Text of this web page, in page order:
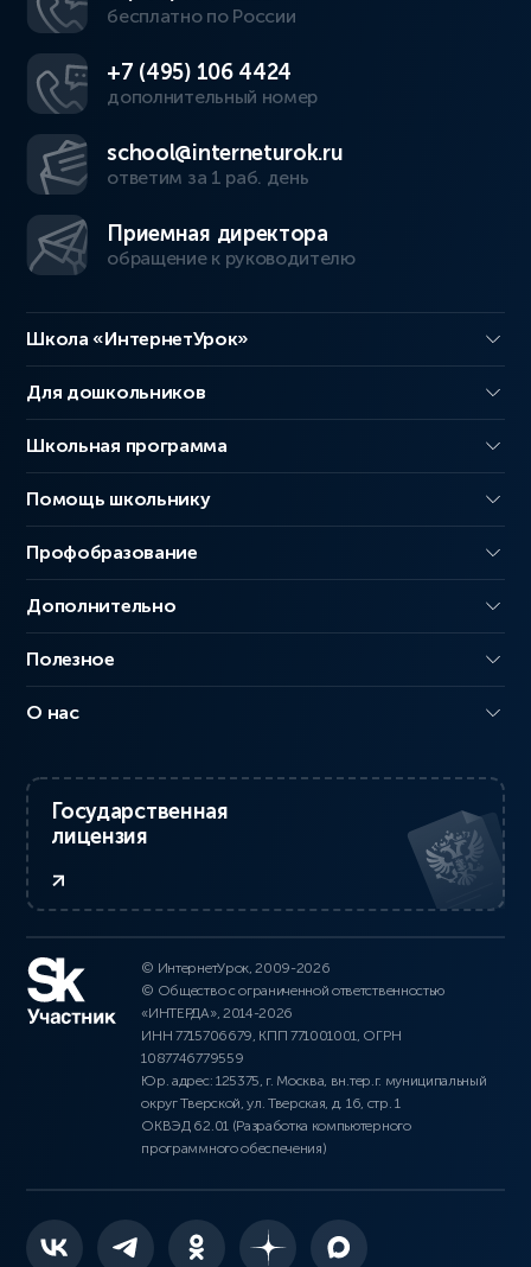
бесплатно по России
+7 (495) 106 4424
дополнительный номер
school@interneturok.ru
ответим за 1 раб. день
Приемная директора
обращение к руководителю
Школа «ИнтернетУрок»
Для дошкольников
Школьная программа
Помощь школьнику
Профобразование
Дополнительно
Полезное
О нас
Государственная
лицензия
© ИнтернетУрок, 2009-2026
© Общество с ограниченной ответственностью
«ИНТЕРДА», 2014-2026
ИНН 7715706679, КПП 771001001, ОГРН
1087746779559
Юр. адрес: 125375, г. Москва, вн.тер.г. муниципальный
округ Тверской, ул. Тверская, д. 16, стр. 1
ОКВЭД 62.01 (Разработка компьютерного
программного обеспечения)